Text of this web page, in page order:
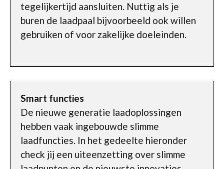
tegelijkertijd aansluiten. Nuttig als je
buren de laadpaal bijvoorbeeld ook willen
gebruiken of voor zakelijke doeleinden.
Smart functies
De nieuwe generatie laadoplossingen
hebben vaak ingebouwde slimme
laadfuncties. In het gedeelte hieronder
check jij een uiteenzetting over slimme